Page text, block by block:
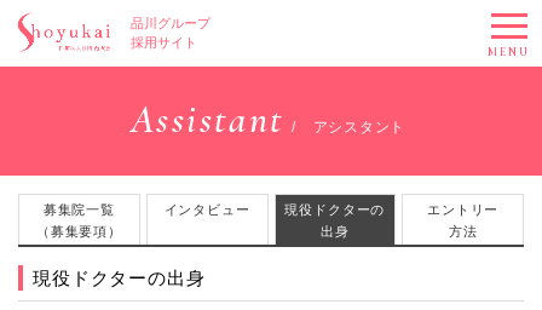
品川グループ
採用サイト
MENU
Assistant アシスタント
募集院一覧
（募集要項）
インタビュー
現役ドクターの
出身
エントリー
方法
現役ドクターの出身